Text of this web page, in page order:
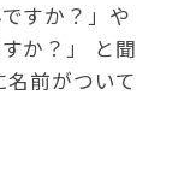
すか？」や
か？」 と聞
前がついて